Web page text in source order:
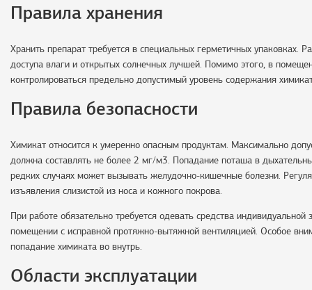
Правила хранения
Хранить препарат требуется в специальных герметичных упаковках.
доступа влаги и открытых солнечных лучшей. Помимо этого, в
контролироваться предельно допустимый уровень содержания
Правила безопасности
Химикат относится к умеренно опасным продуктам. Максимально
должна составлять не более 2 мг/м3. Попадание поташа в
редких случаях может вызывать желудочно-кишечные болезни.
изъявления слизистой из носа и кожного покрова.
При работе обязательно требуется одевать средства
помещении с исправной протяжно-вытяжной вентиляцией. Особое
попадание химиката во внутрь.
Области эксплуатации